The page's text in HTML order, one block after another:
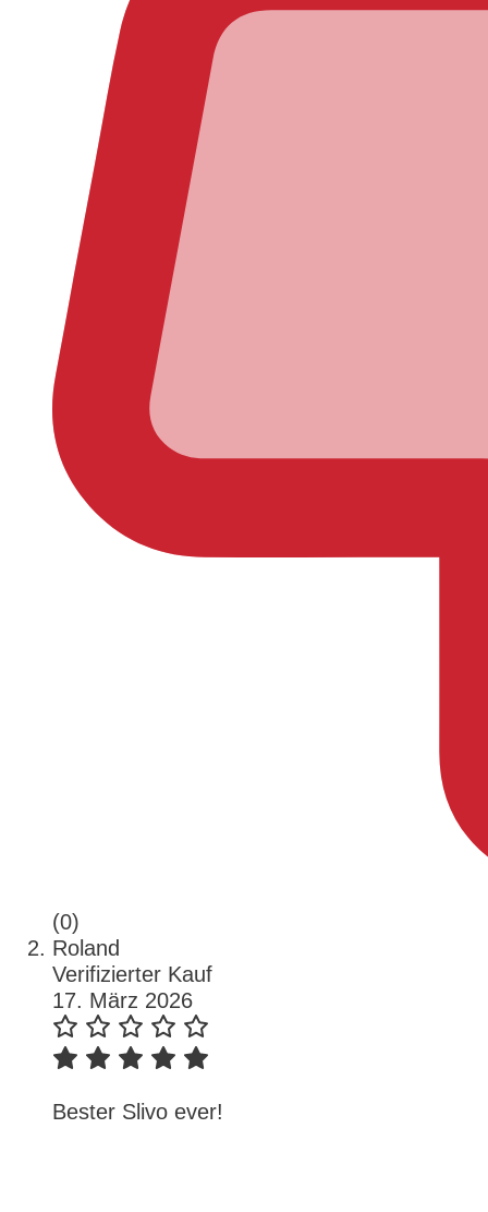
(0)
Roland
Verifizierter Kauf
17. März 2026
Bester Slivo ever!